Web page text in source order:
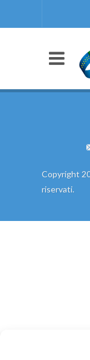
Copyright
riservati.